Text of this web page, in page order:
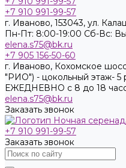
+7 910 991-99-57
г. Иваново, 153043, ул.
Пн-Пт: 8:00-19:00 Cб-Вс:
elena.s75@bk.ru
+7 905 156-50-60
г. Иваново, Кохомское
"РИО") - цокольный этаж- 5
ЕЖЕДНЕВНО с 8 до 18
elena.s75@bk.ru
Заказать звонок
+7 910 991-99-57
Заказать звонок